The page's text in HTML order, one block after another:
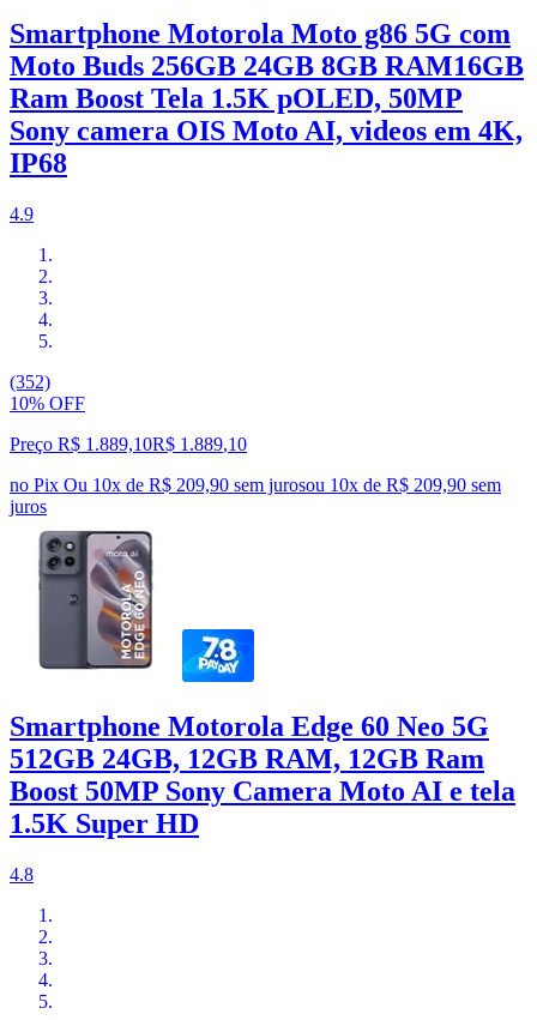
Smartphone Motorola Moto g86 5G com
Moto Buds 256GB 24GB 8GB RAM16GB
Ram Boost Tela 1.5K pOLED, 50MP
Sony camera OIS Moto AI, videos em 4K,
IP68
4.9
(352)
10% OFF
Preço R$ 1.889,10R$ 1.889,10
no Pix Ou 10x de R$ 209,90 sem jurosou 10x de R$ 209,90 sem
juros
Smartphone Motorola Edge 60 Neo 5G
512GB 24GB, 12GB RAM, 12GB Ram
Boost 50MP Sony Camera Moto AI e tela
1.5K Super HD
4.8